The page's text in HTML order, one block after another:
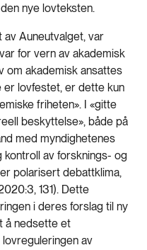
nye lovteksten.
av Auneutvalget, var
for vern av akademisk
om akademisk ansattes
lovfestet, er dette kun
friheten». I «gitte
beskyttelse», både på
med myndighetenes
av forsknings- og
polarisert debattklima,
131). Dette
i deres forslag til ny
å nedsette et
av